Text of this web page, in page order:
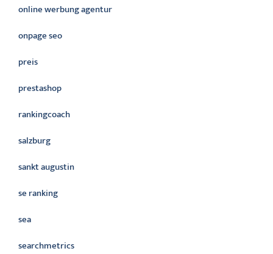
online werbung agentur
onpage seo
preis
prestashop
rankingcoach
salzburg
sankt augustin
se ranking
sea
searchmetrics